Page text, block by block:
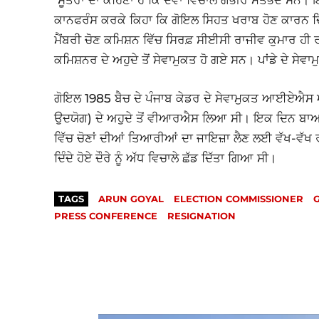
ਕਾਨਫਰੰਸ ਕਰਕੇ ਕਿਹਾ ਕਿ ਗੋਇਲ ਸਿਹਤ ਖਰਾਬ ਹੋਣ
ਮੈਂਬਰੀ ਚੋਣ ਕਮਿਸ਼ਨ ਵਿੱਚ ਸਿਰਫ਼ ਸੀਈਸੀ ਰਾਜੀਵ ਕੁਮਾਰ
ਕਮਿਸ਼ਨਰ ਦੇ ਅਹੁਦੇ ਤੋਂ ਸੇਵਾਮੁਕਤ ਹੋ ਗਏ ਸਨ। ਪਾਂਡੇ ਦੇ
ਗੋਇਲ 1985 ਬੈਚ ਦੇ ਪੰਜਾਬ ਕੇਡਰ ਦੇ ਸੇਵਾਮੁਕਤ ਆਈਏਐਸ
ਉਦਯੋਗ) ਦੇ ਅਹੁਦੇ ਤੋਂ ਵੀਆਰਐਸ ਲਿਆ ਸੀ। ਇਕ ਦਿਨ
ਵਿੱਚ ਚੋਣਾਂ ਦੀਆਂ ਤਿਆਰੀਆਂ ਦਾ ਜਾਇਜ਼ਾ ਲੈਣ ਲਈ ਵੱਖ-ਵੱਖ
ਦਿੰਦੇ ਹੋਏ ਦੌਰੇ ਨੂੰ ਅੱਧ ਵਿਚਾਲੇ ਛੱਡ ਦਿੱਤਾ ਗਿਆ ਸੀ।
TAGS ARUN GOYAL ELECTION COMMISSIONER
PRESS CONFERENCE
RESIGNATION